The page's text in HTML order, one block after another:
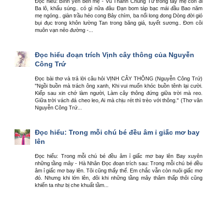
Ba lô, khẩu súng.. có gì nữa đâu Đạn bom táp bạc mái đầu Bao năm
mẹ ngóng.. giàn trầu héo cong Bảy chìm, ba nổi long đong Dòng đời gió
bụi đục trong khôn lường Tan trong băng giá, tuyết sương.. Đơn côi
muôn vạn nẻo đường -...
Đọc hiểu đoạn trích Vịnh cây thông của Nguyễn
Công Trứ
Đọc bài thơ và trả lời câu hỏi VỊNH CÂY THÔNG (Nguyễn Công Trứ)
"Ngồi buồn mà trách ông xanh, Khi vui muốn khóc buồn tênh lại cười.
Kiếp sau xin chớ làm người, Làm cây thông đứng giữa trời mà reo.
Giữa trời vách đá cheo leo, Ai mà chịu rét thì trèo với thông." (Thơ văn
Nguyễn Công Trứ...
Đọc hiểu: Trong mỗi chú bé đều âm ỉ giấc mơ bay
lên
Đọc hiểu: Trong mỗi chú bé đều âm ỉ giấc mơ bay lên Bay xuyên
những tầng mây - Hà Nhân Đọc đoạn trích sau: Trong mỗi chú bé đều
âm ỉ giấc mơ bay lên. Tôi cũng thấy thế. Em chắc vẫn còn nuôi giấc mơ
đó. Nhưng khi lớn lên, đôi khi những tầng mây thâm thấp thôi cũng
khiến ta như bị che khuất tầm...